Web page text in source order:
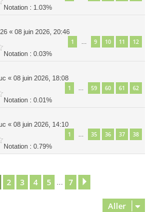
Notation : 1.03%
« 08 juin 2026, 20:46
1 … 9 10 11 12
Notation : 0.03%
« 08 juin 2026, 18:08
1 … 59 60 61 62
Notation : 0.01%
« 08 juin 2026, 14:10
1 … 35 36 37 38
Notation : 0.79%
1sur7
2 3 4 5 7
Aller